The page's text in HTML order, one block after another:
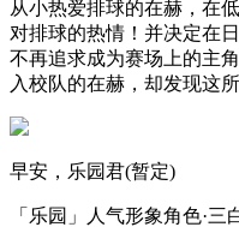
从小热爱排球的在赫，在
对排球的热情！并决定在
不再追求成为赛场上的主
入校队的在赫，却发现这
早安，乐园君(暂定)
「乐园」人气形象角色·